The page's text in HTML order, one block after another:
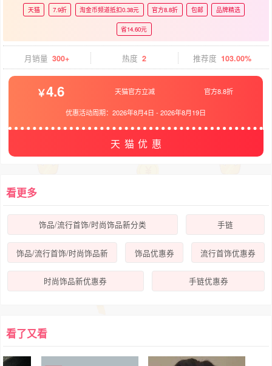
天猫 7.9折 淘金币频道抵扣0.38元 官方8.8折 包邮 品牌精选
省14.60元
月销量 300+ 热度 2 推荐度 103.00%
4.6 天猫官方立减 官方8.8折
优惠活动周期：2026年8月4日 -2026年8月19日
天猫优惠
看更多
饰品/流行首饰/时尚饰品新分类 手链
饰品/流行首饰/时尚饰品新 饰品优惠券 流行首饰优惠券
时尚饰品新优惠券 手链优惠券
看了又看